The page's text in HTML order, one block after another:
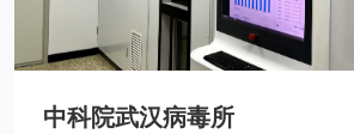
中科院武汉病毒所